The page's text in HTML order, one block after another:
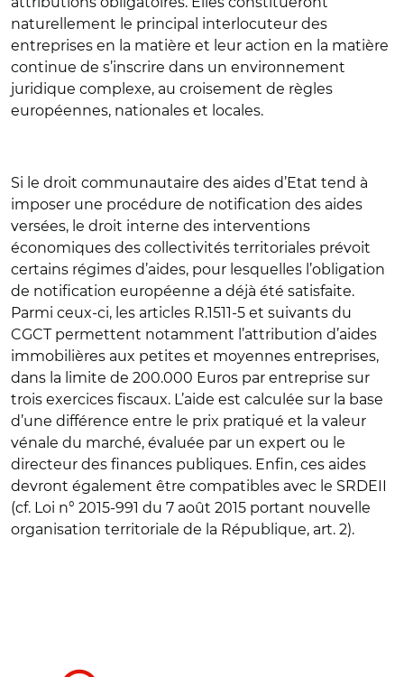
naturellement le principal interlocuteur des
entreprises en la matière et leur action en la matière
continue de s’inscrire dans un environnement
juridique complexe, au croisement de règles
européennes, nationales et locales.
Si le droit communautaire des aides d’Etat tend à
imposer une procédure de notification des aides
versées, le droit interne des interventions
économiques des collectivités territoriales prévoit
certains régimes d’aides, pour lesquelles l’obligation
de notification européenne a déjà été satisfaite.
Parmi ceux-ci, les articles R.1511-5 et suivants du
CGCT permettent notamment l’attribution d’aides
immobilières aux petites et moyennes entreprises,
dans la limite de 200.000 Euros par entreprise sur
trois exercices fiscaux. L’aide est calculée sur la base
d’une différence entre le prix pratiqué et la valeur
vénale du marché, évaluée par un expert ou le
directeur des finances publiques. Enfin, ces aides
devront également être compatibles avec le SRDEII
(cf. Loi n° 2015-991 du 7 août 2015 portant nouvelle
organisation territoriale de la République, art. 2).